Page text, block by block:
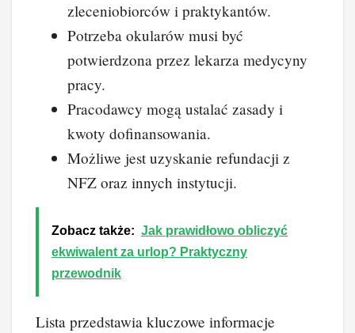
zleceniobiorców i praktykantów.
Potrzeba okularów musi być
potwierdzona przez lekarza medycyny
pracy.
Pracodawcy mogą ustalać zasady i
kwoty dofinansowania.
Możliwe jest uzyskanie refundacji z
NFZ oraz innych instytucji.
Zobacz także: Jak prawidłowo obliczyć
ekwiwalent za urlop? Praktyczny
przewodnik
Lista przedstawia kluczowe informacje